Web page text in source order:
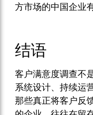
方市场的中国企业
结语
客户满意度调查不
系统设计、持续运
那些真正将客户反